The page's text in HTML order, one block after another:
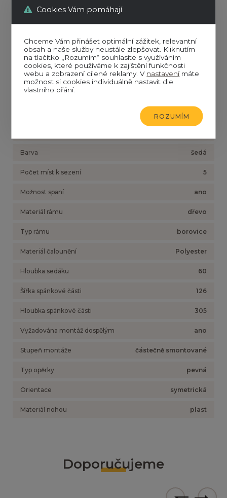
Výška
Hloubka
Nosnost 450
Šířka sedáku
Berlin 01
Barva šedá
Počet míst k sezení 5
Možnost spaní ano
Materiál rámu dřevo
Typ rámu borovice
Materiál čalounění Polyester
Hloubka sedáku 60
Šířka spánkové části 126
Hloubka spánkové části 305
Vyžadována montáž dospělým ano
Stupeň montáže částečně smontované
Typ opěrky pevná
Orientace symetrická
Materiál nohou plast
Doporučujeme
Cookies Vám pomáhají
Chceme Vám přinášet optimální zážitek, relevantní
obsah a naše služby neustále zlepšovat. Kliknutím
na tlačítko „Rozumím“ souhlasíte s využíváním
cookies, které používáme k zajištění funkčnosti
webu a zobrazení cílené reklamy. V nastavenímáte
možnost si cookies individuálně nastavit dle
vlastního přání.
ROZUMÍM